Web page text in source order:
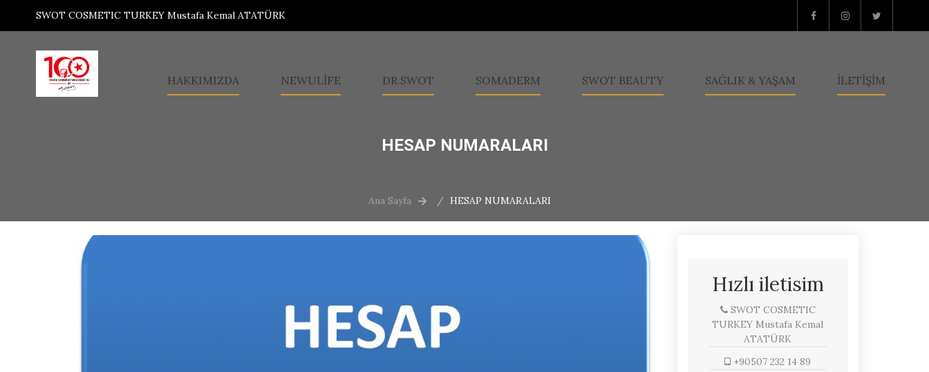
SWOT COSMETIC TURKEY Mustafa Kemal ATATÜRK
HAKKIMIZDA NEWULİFE DR.SWOT SOMADERM SWOT BEAUTY SAĞLIK & YAŞAM İLETİŞİM
HESAP NUMARALARI
Ana Sayfa HESAP NUMARALARI
Hızlı iletisim
SWOT COSMETIC
TURKEY Mustafa Kemal
ATATÜRK
+90507 232 14 89